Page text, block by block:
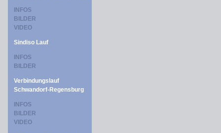
INFOS
BILDER
VIDEO
Sindiso Lauf
INFOS
BILDER
Verbindungslauf
Schwandorf-Regensburg
INFOS
BILDER
VIDEO